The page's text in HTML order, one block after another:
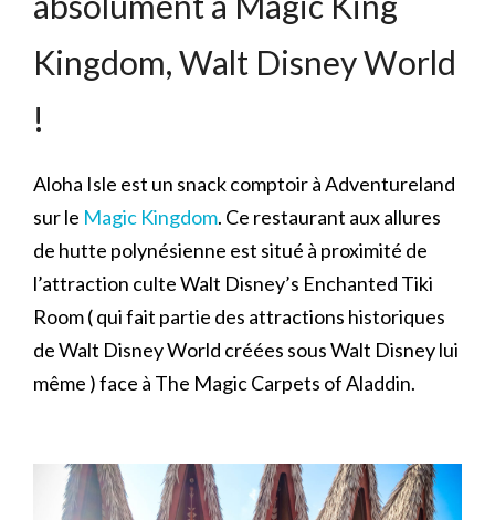
Kingdom, Walt Disney World
!
Aloha Isle est un snack comptoir à Adventureland
sur le Magic Kingdom. Ce restaurant aux allures
de hutte polynésienne est situé à proximité de
l’attraction culte Walt Disney’s Enchanted Tiki
Room ( qui fait partie des attractions historiques
de Walt Disney World créées sous Walt Disney lui
même ) face à The Magic Carpets of Aladdin.